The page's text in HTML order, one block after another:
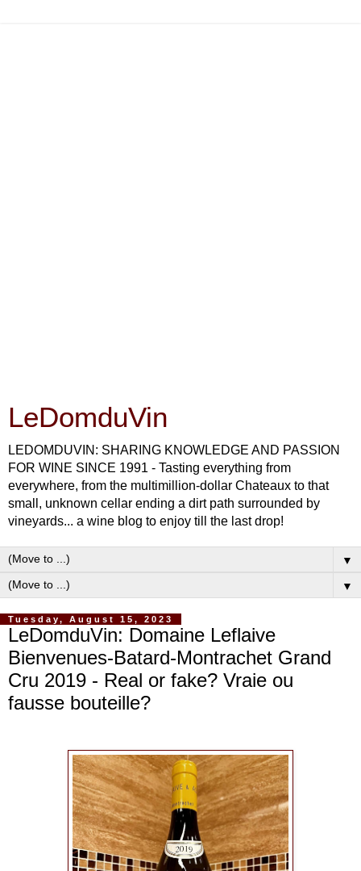
LeDomduVin
LEDOMDUVIN: SHARING KNOWLEDGE AND PASSION
FOR WINE SINCE 1991 - Tasting everything from
everywhere, from the multimillion-dollar Chateaux to that
small, unknown cellar ending a dirt path surrounded by
vineyards... a wine blog to enjoy till the last drop!
▼
▼
Tuesday, August 15, 2023
LeDomduVin: Domaine Leflaive
Bienvenues-Batard-Montrachet Grand
Cru 2019 - Real or fake? Vraie ou
fausse bouteille?